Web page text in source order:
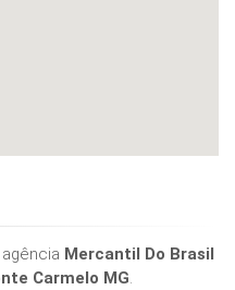
Mercantil Do Brasil
Carmelo MG.